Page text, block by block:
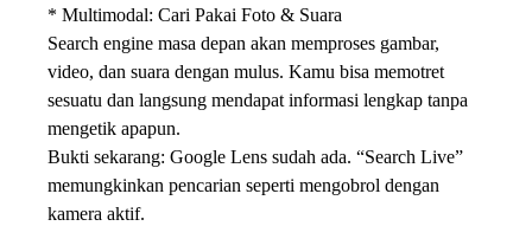
* Multimodal: Cari Pakai Foto & Suara
Search engine masa depan akan memproses gambar,
video, dan suara dengan mulus. Kamu bisa memotret
sesuatu dan langsung mendapat informasi lengkap tanpa
mengetik apapun.
Bukti sekarang: Google Lens sudah ada. “Search Live”
memungkinkan pencarian seperti mengobrol dengan
kamera aktif.